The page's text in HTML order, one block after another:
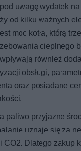
uwagę wydatek na
od kilku ważnych
moc kotła, którą
cieplnego
również
obsługi,
oraz posiadane
paliwo przyjazne
uznaje się za
CO2. Dlatego zakup